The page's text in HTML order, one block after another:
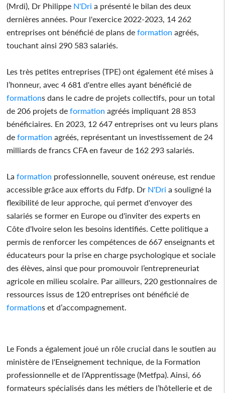
(Mrdi), Dr Philippe N'Dri a présenté le bilan des deux
dernières années. Pour l'exercice 2022-2023, 14 262
entreprises ont bénéficié de plans deformation agréés,
touchant ainsi 290 583 salariés.
Les très petites entreprises (TPE) ont également été mises à
l’honneur, avec 4 681 d'entre elles ayant bénéficié de
formations dans le cadre de projets collectifs, pour un total
de 206 projets deformation agréés impliquant 28 853
bénéficiaires. En 2023, 12 647 entreprises ont vu leurs plans
deformation agréés, représentant un investissement de 24
milliards de francs CFA en faveur de 162 293 salariés.
Laformation professionnelle, souvent onéreuse, est rendue
accessible grâce aux efforts du Fdfp. Dr N'Dri a souligné la
flexibilité de leur approche, qui permet d'envoyer des
salariés se former en Europe ou d'inviter des experts en
Côte d'Ivoire selon les besoins identifiés. Cette politique a
permis de renforcer les compétences de 667 enseignants et
éducateurs pour la prise en charge psychologique et sociale
des élèves, ainsi que pour promouvoir l’entrepreneuriat
agricole en milieu scolaire. Par ailleurs, 220 gestionnaires de
ressources issus de 120 entreprises ont bénéficié de
formations et d’accompagnement.
Le Fonds a également joué un rôle crucial dans le soutien au
ministère de l'Enseignement technique, de la Formation
professionnelle et de l’Apprentissage (Metfpa). Ainsi, 66
formateurs spécialisés dans les métiers de l’hôtellerie et de